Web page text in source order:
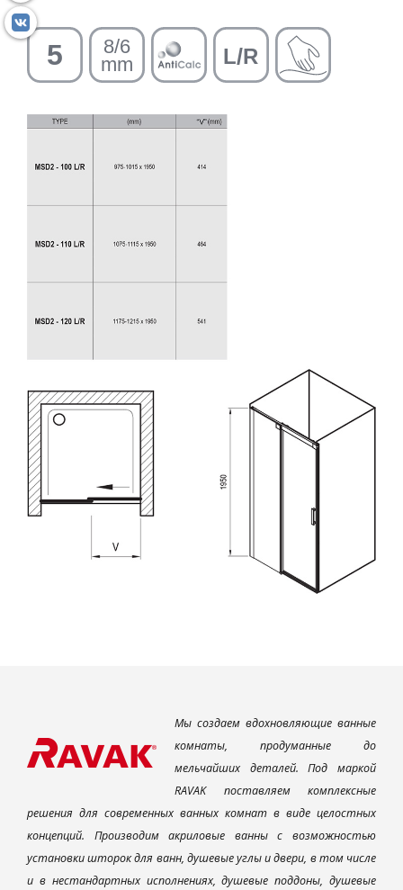
Мы создаем вдохновляющие ванные
комнаты, продуманные до
мельчайших деталей. Под маркой
RAVAK поставляем комплексные
решения для современных ванных комнат в виде целостных
концепций. Производим акриловые ванны с возможностью
установки шторок для ванн, душевые углы и двери, в том числе
и в нестандартных исполнениях, душевые поддоны, душевые